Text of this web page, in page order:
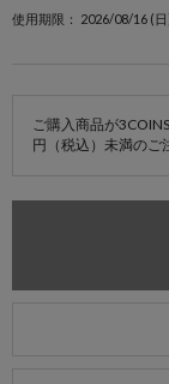
使用期限： 2026/08/16 (
ご購入商品が
円（税込）未満のご